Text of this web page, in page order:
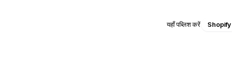
यहाँ पब्लिश करें Shopify